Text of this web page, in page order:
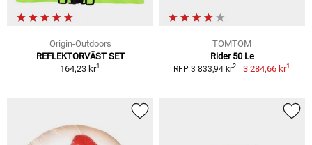
Origin-Outdoors
REFLEKTORVÄST SET
164,23 kr1
TOMTOM
Rider 50 Le
RFP 3 833,94 kr2 3 284,66 kr1